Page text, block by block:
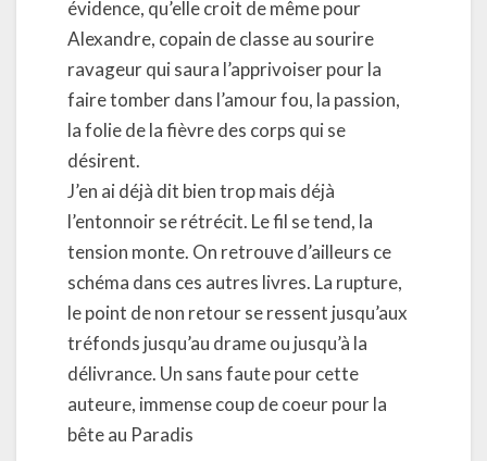
évidence, qu’elle croit de même pour
Alexandre, copain de classe au sourire
ravageur qui saura l’apprivoiser pour la
faire tomber dans l’amour fou, la passion,
la folie de la fièvre des corps qui se
désirent.
J’en ai déjà dit bien trop mais déjà
l’entonnoir se rétrécit. Le fil se tend, la
tension monte. On retrouve d’ailleurs ce
schéma dans ces autres livres. La rupture,
le point de non retour se ressent jusqu’aux
tréfonds jusqu’au drame ou jusqu’à la
délivrance. Un sans faute pour cette
auteure, immense coup de coeur pour la
bête au Paradis